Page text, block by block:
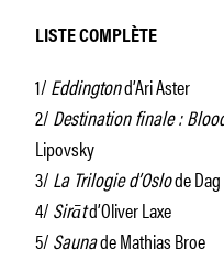
LISTE COMPLÈTE
1/Eddingtond’Ari Aster
2/Destination finale :
Lipovsky
3/La Trilogie d’Oslode
4/Sirātd’Oliver Laxe
5/Saunade Mathias Broe